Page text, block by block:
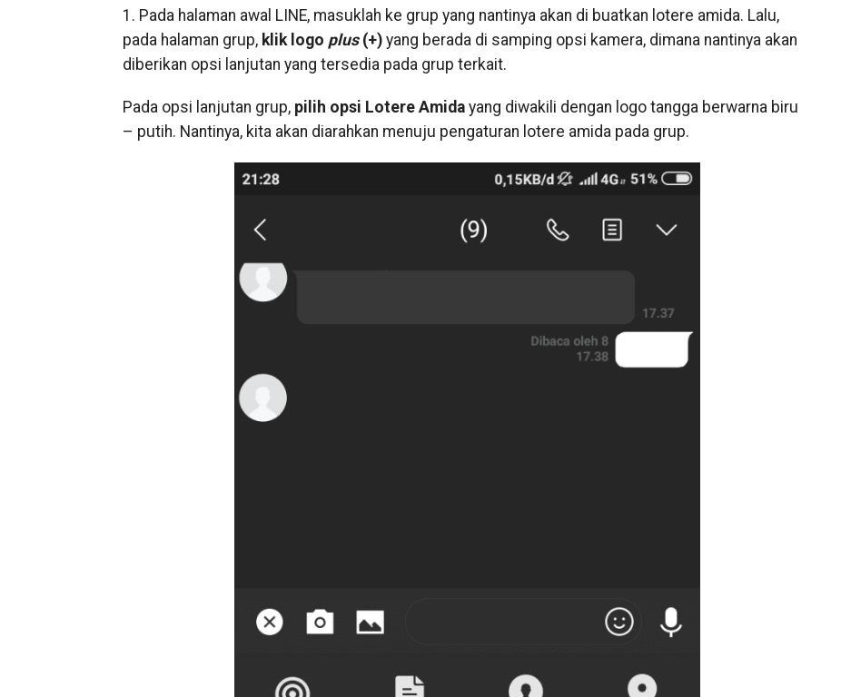
1. Pada halaman awal LINE, masuklah ke grup yang nantinya akan di buatkan lotere amida. Lalu,
pada halaman grup, klik logo plus(+)yang berada di samping opsi kamera, dimana nantinya akan
diberikan opsi lanjutan yang tersedia pada grup terkait.
Pada opsi lanjutan grup, pilih opsi Lotere Amidayang diwakili dengan logo tangga berwarna biru
– putih. Nantinya, kita akan diarahkan menuju pengaturan lotere amida pada grup.